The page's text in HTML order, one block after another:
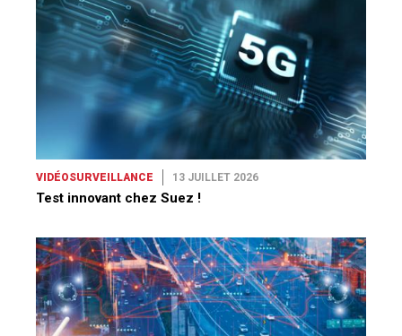
VIDÉOSURVEILLANCE 13 JUILLET 2026
Test innovant chez Suez !